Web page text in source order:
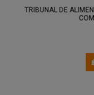
TRIBUNAL DE